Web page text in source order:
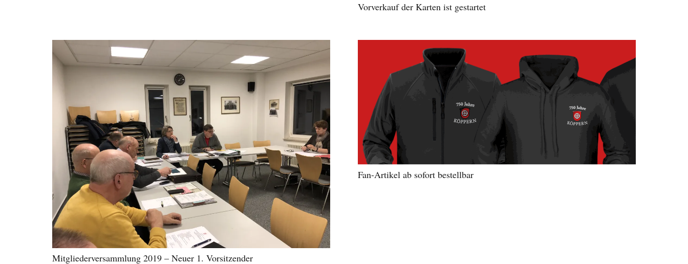
Vorverkauf der Karten ist gestartet
Mitgliederversammlung 2019 – Neuer 1. Vorsitzender
Fan-Artikel ab sofort bestellbar